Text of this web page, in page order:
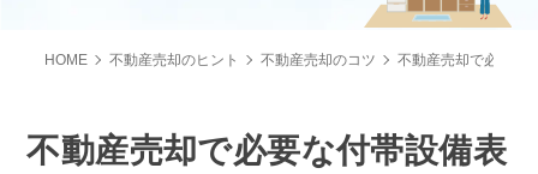
HOME 不動産売却のヒント 不動産売却のコツ 不動産売却で必要な
不動産売却で必要な付帯設備表